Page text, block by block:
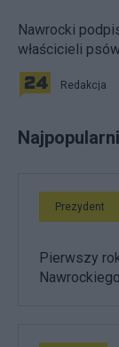
Nawrocki
właścicieli
Redakcja
Prezydent
Pierwszy
Nawrockiego